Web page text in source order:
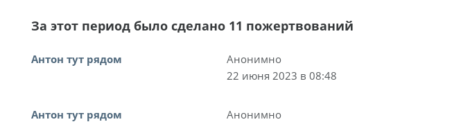
За этот период было сделано 11 пожертвований
Антон тут рядом
Анонимно
22 июня 2023 в 08:48
Антон тут рядом
Анонимно